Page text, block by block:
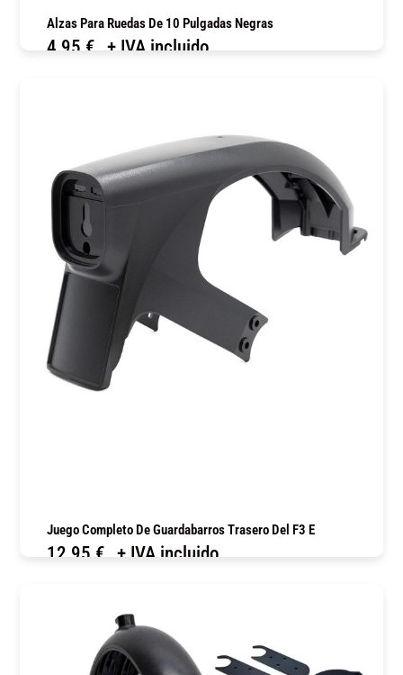
Alzas Para Ruedas De 10 Pulgadas Negras
4,95 € + IVA incluido
Juego Completo De Guardabarros Trasero Del F3 E
12,95 € + IVA incluido